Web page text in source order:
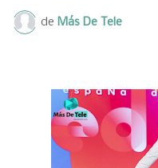
de Más De Tele